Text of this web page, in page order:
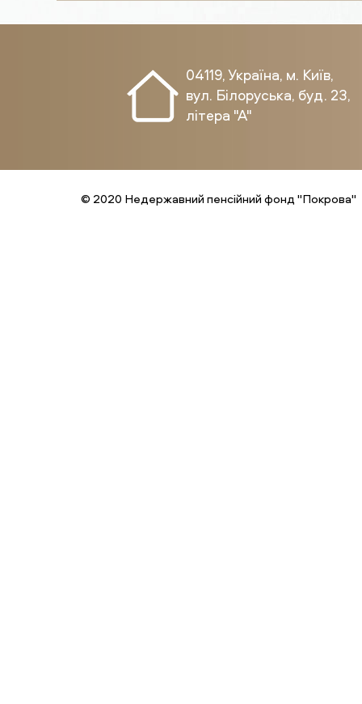
04119, Україна, м. Київ,
вул. Білоруська, буд. 23,
літера "А"
© 2020 Недержавний пенсійний фонд "Покрова"